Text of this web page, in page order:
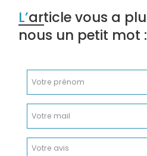
L’article vous a plu ? Laissez-
nous un petit mot :